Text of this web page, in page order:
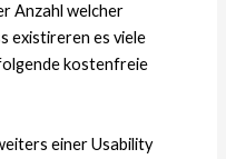
Anzahl welcher
existireren es viele
kostenfreie
einer Usability